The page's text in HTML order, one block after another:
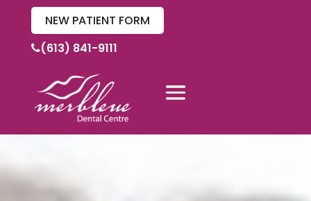
NEW PATIENT FORM
(613) 841-9111